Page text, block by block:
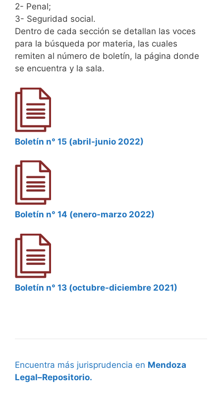
2- Penal;
3- Seguridad social.
Dentro de cada sección se detallan las voces
para la búsqueda por materia, las cuales
remiten al número de boletín, la página donde
se encuentra y la sala.
Boletín n° 15 (abril-junio 2022)
Boletín n° 14 (enero-marzo 2022)
Boletín n° 13 (octubre-diciembre 2021)
Encuentra más jurisprudencia en Mendoza
Legal–Repositorio.